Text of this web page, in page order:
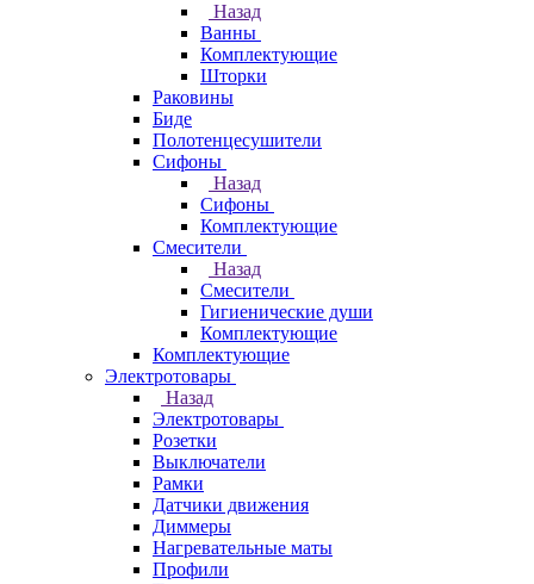
Назад
Ванны
Комплектующие
Шторки
Раковины
Биде
Полотенцесушители
Сифоны
Назад
Сифоны
Комплектующие
Смесители
Назад
Смесители
Гигиенические души
Комплектующие
Комплектующие
Электротовары
Назад
Электротовары
Розетки
Выключатели
Рамки
Датчики движения
Диммеры
Нагревательные маты
Профили